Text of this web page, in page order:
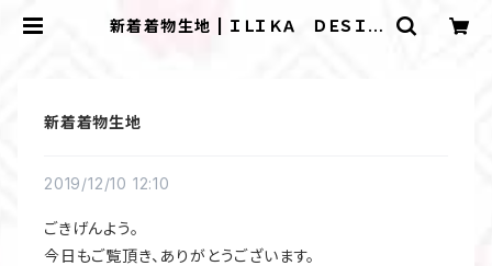
新着着物生地 | ＩＬＩＫＡ ＤＥＳＩＧ
新着着物生地
2019/12/10 12:10
ごきげんよう。
今日もご覧頂き、ありがとうございます。